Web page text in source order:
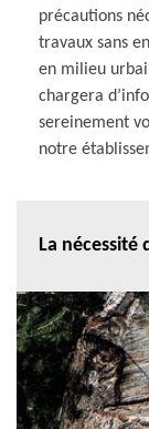
précautions
travaux sans
en milieu
chargera
sereinement
notre
La nécessité